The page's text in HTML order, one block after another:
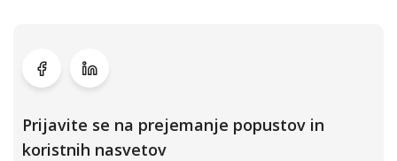
Prijavite se na prejemanje popustov in
koristnih nasvetov